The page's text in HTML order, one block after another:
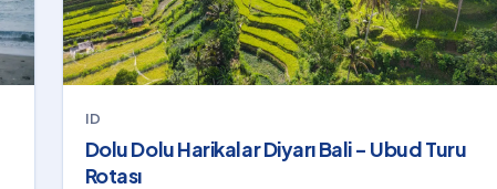
ID
Dolu Dolu Harikalar Diyarı Bali - Ubud Turu
Rotası